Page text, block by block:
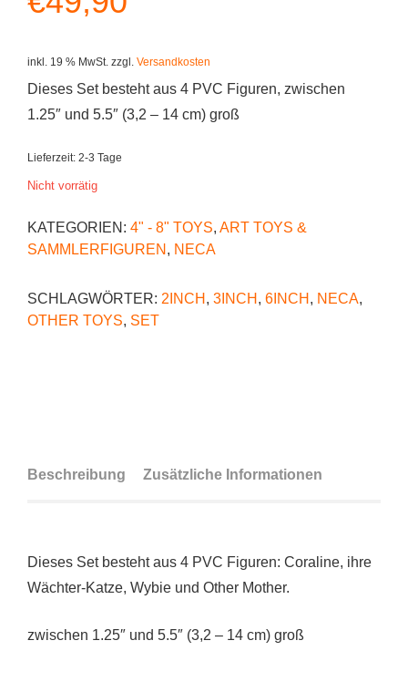
inkl. 19 % MwSt. zzgl. Versandkosten
Dieses Set besteht aus 4 PVC Figuren, zwischen
1.25″ und 5.5″ (3,2 – 14 cm) groß
Lieferzeit: 2-3 Tage
Nicht vorrätig
KATEGORIEN: 4" - 8" TOYS, ART TOYS &
SAMMLERFIGUREN , NECA
SCHLAGWÖRTER: 2INCH , 3INCH , 6INCH , NECA,
OTHER TOYS, SET
Beschreibung Zusätzliche Informationen
Dieses Set besteht aus 4 PVC Figuren: Coraline, ihre
Wächter-Katze, Wybie und Other Mother.
zwischen 1.25″ und 5.5″ (3,2 – 14 cm) groß